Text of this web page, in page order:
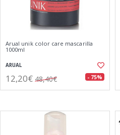
Arual unik color care mascarilla
1000ml
ARUAL
12,20€ 48,40€ - 75%